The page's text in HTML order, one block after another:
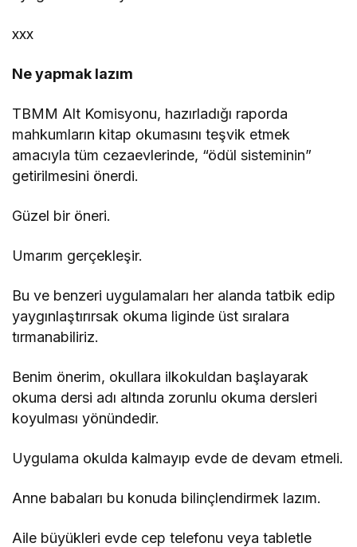
xxx
Ne yapmak lazım
TBMM Alt Komisyonu, hazırladığı raporda
mahkumların kitap okumasını teşvik etmek
amacıyla tüm cezaevlerinde, “ödül sisteminin”
getirilmesini önerdi.
Güzel bir öneri.
Umarım gerçekleşir.
Bu ve benzeri uygulamaları her alanda tatbik edip
yaygınlaştırırsak okuma liginde üst sıralara
tırmanabiliriz.
Benim önerim, okullara ilkokuldan başlayarak
okuma dersi adı altında zorunlu okuma dersleri
koyulması yönündedir.
Uygulama okulda kalmayıp evde de devam etmeli.
Anne babaları bu konuda bilinçlendirmek lazım.
Aile büyükleri evde cep telefonu veya tabletle